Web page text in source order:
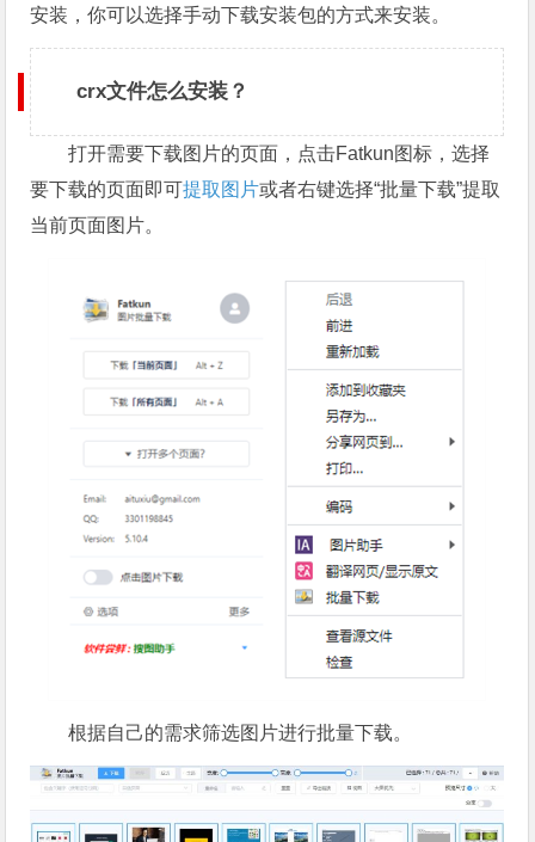
安装，你可以选择手动下载安装包的方式来安装。
crx文件怎么安装？
打开需要下载图片的页面，点击Fatkun图标，选择
要下载的页面即可提取图片或者右键选择“批量下载”提取
当前页面图片。
根据自己的需求筛选图片进行批量下载。